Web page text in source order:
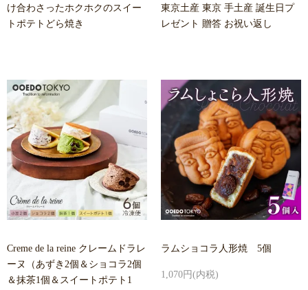
け合わさったホクホクのスイー
トポテトどら焼き
東京土産 東京 手土産 誕生日プ
レゼント 贈答 お祝い返し
Creme de la reine クレームドラレ
ーヌ（あずき2個＆ショコラ2個
＆抹茶1個＆スイートポテト1
ラムショコラ人形焼 5個
1,070円(内税)